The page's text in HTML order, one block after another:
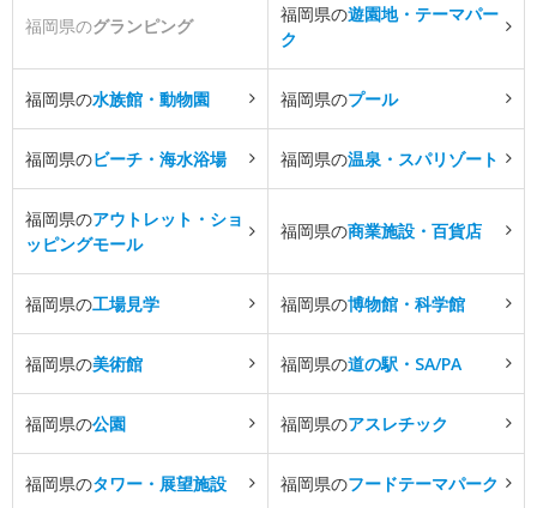
福岡県のグランピング
福岡県の遊園地・テーマパー
ク
福岡県の水族館・動物園 福岡県のプール
福岡県のビーチ・海水浴場 福岡県の温泉・スパリゾート
福岡県のアウトレット・ショ
ッピングモール
福岡県の商業施設・百貨店
福岡県の工場見学 福岡県の博物館・科学館
福岡県の美術館 福岡県の道の駅・SA/PA
福岡県の公園 福岡県のアスレチック
福岡県のタワー・展望施設 福岡県のフードテーマパーク